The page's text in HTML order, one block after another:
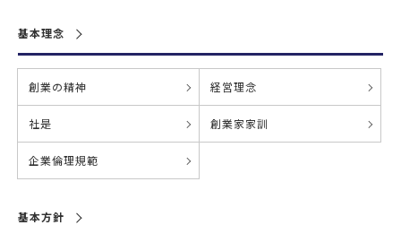
基本理念
創業の精神 経営理念
社是 創業家家訓
企業倫理規範
基本方針